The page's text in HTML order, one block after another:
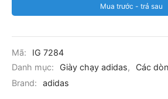
Mua trước - trả sau
Mã:
IG 7284
Danh mục:
Giày chạy adidas,
Các
Brand:
adidas